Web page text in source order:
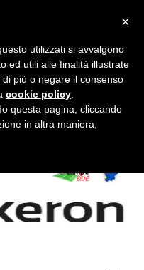
×
utilizzati si avvalgono
ed utili alle finalità illustrate
più o negare il consenso
cookie policy
questa pagina, cliccando
in altra maniera,